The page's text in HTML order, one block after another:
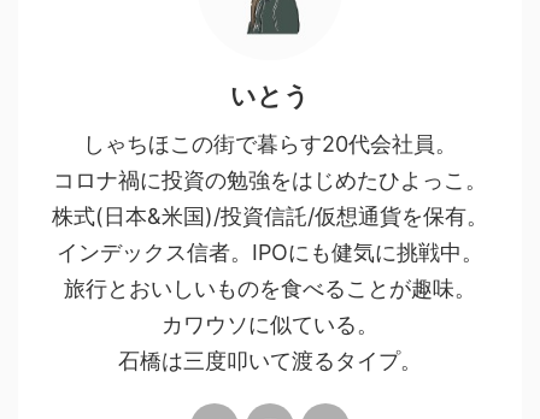
いとう
しゃちほこの街で暮らす20代会社員。
コロナ禍に投資の勉強をはじめたひよっこ。
株式(日本&米国)/投資信託/仮想通貨を保有。
インデックス信者。IPOにも健気に挑戦中。
旅行とおいしいものを食べることが趣味。
カワウソに似ている。
石橋は三度叩いて渡るタイプ。